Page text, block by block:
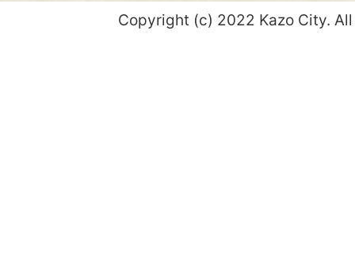
Copyright (c) 2022 Kazo City.